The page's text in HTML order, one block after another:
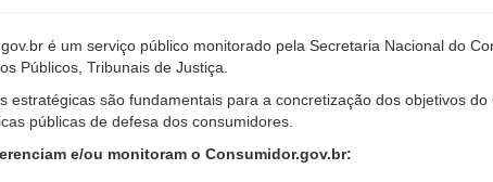
é um serviço público monitorado pela Secretaria Nacional do
Públicos, Tribunais de Justiça.
estratégicas são fundamentais para a concretização dos objetivos
públicas de defesa dos consumidores.
e/ou monitoram o Consumidor.gov.br: